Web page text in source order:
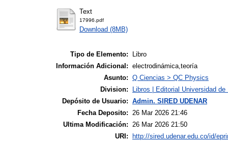
Text
17996.pdf
Download (8MB)
Tipo de Elemento:
Libro
Información Adicional: electrodinámica,teoría
Asunto: Q Ciencias > QC Physics
Division:
Libros | Editorial Universidad de
Depósito de Usuario: Admin. SIRED UDENAR
Fecha Deposito: 26 Mar 2026 21:46
Ultima Modificación: 26 Mar 2026 21:50
URI:
http://sired.udenar.edu.co/id/